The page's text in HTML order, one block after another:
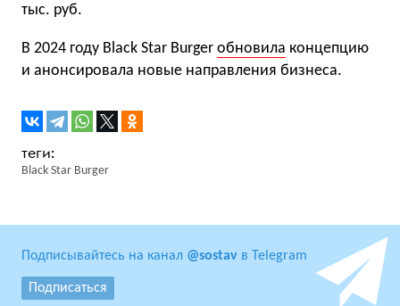
тыс. руб.
В 2024 году Black Star Burger обновила концепцию
и анонсировала новые направления бизнеса.
Black Star Burger
Подписывайтесь на канал @sostav в Telegram
Подписаться